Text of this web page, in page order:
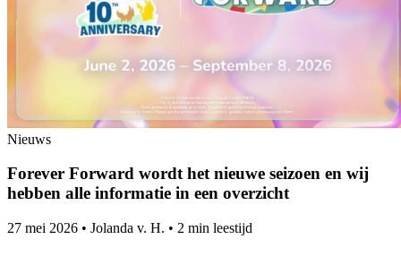
Nieuws
Forever Forward wordt het nieuwe seizoen en wij
hebben alle informatie in een overzicht
27 mei 2026 • Jolanda v. H. • 2 min leestijd